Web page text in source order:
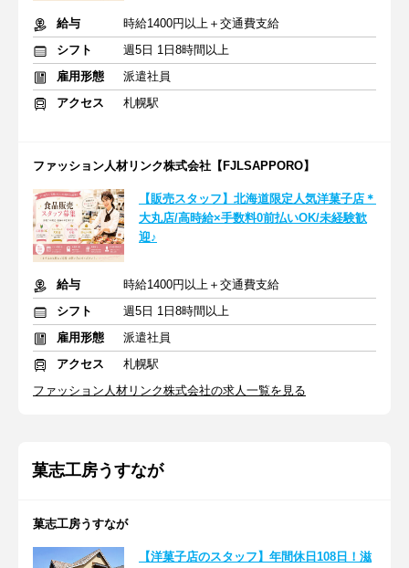
給与
時給1400円以上＋交通費支給
シフト
週5日 1日8時間以上
雇用形態
派遣社員
アクセス
札幌駅
ファッション人材リンク株式会社【FJLSAPPORO】
【販売スタッフ】北海道限定人気洋菓子店＊
大丸店/高時給×手数料0前払いOK/未経験歓
迎♪
給与
時給1400円以上＋交通費支給
シフト
週5日 1日8時間以上
雇用形態
派遣社員
アクセス
札幌駅
ファッション人材リンク株式会社の求人一覧を見る
菓志工房うすなが
菓志工房うすなが
【洋菓子店のスタッフ】年間休日108日！滋